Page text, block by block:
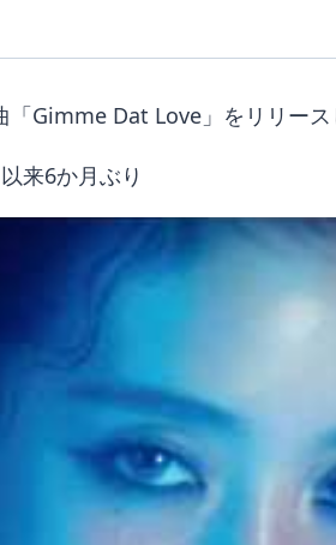
Gimme Dat Love」をリリース
来6か月ぶり